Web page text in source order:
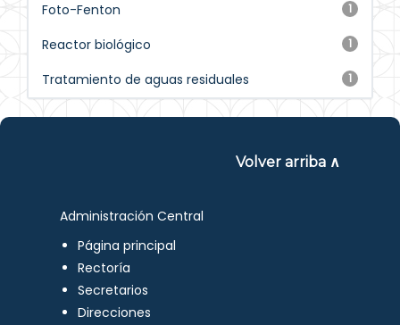
1
Foto-Fenton
1
Reactor biológico
1
Tratamiento de aguas residuales
Volver arriba ∧
Administración Central
Página principal
Rectoría
Secretarios
Direcciones